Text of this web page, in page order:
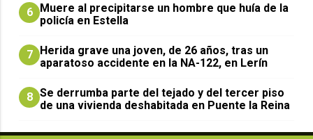
6 Muere al precipitarse un hombre que huía de la
policía en Estella
7 Herida grave una joven, de 26 años, tras un
aparatoso accidente en la NA-122, en Lerín
8 Se derrumba parte del tejado y del tercer piso
de una vivienda deshabitada en Puente la Reina